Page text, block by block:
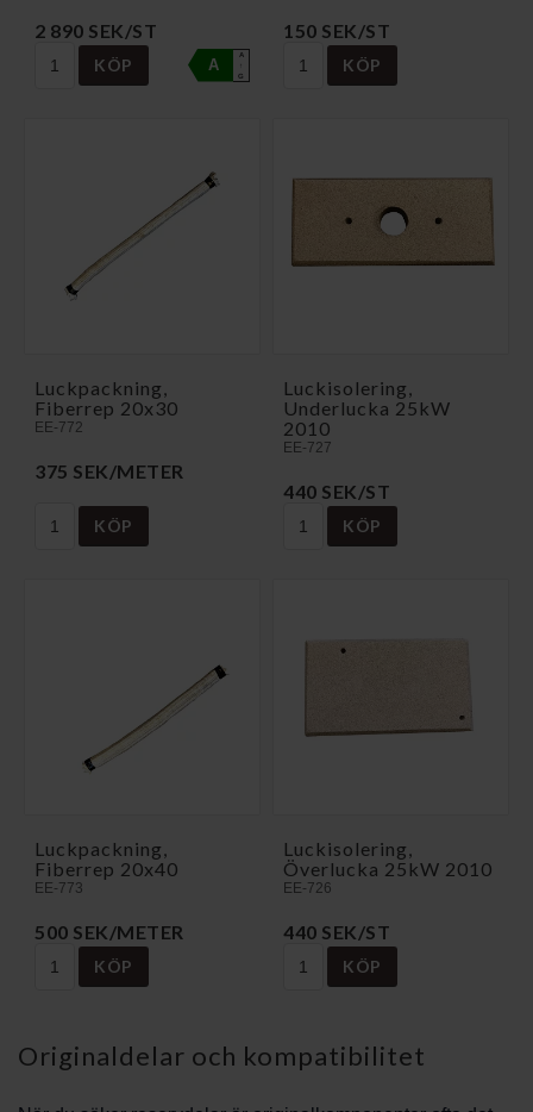
2 890 SEK/ST
KÖP A
A
↑
G
150 SEK/ST
KÖP
Luckpackning,
Fiberrep 20x30
EE-772
375 SEK/METER
KÖP
Luckisolering,
Underlucka 25kW
2010
EE-727
440 SEK/ST
KÖP
Luckpackning,
Fiberrep 20x40
EE-773
500 SEK/METER
KÖP
Luckisolering,
Överlucka 25kW 2010
EE-726
440 SEK/ST
KÖP
Originaldelar och kompatibilitet